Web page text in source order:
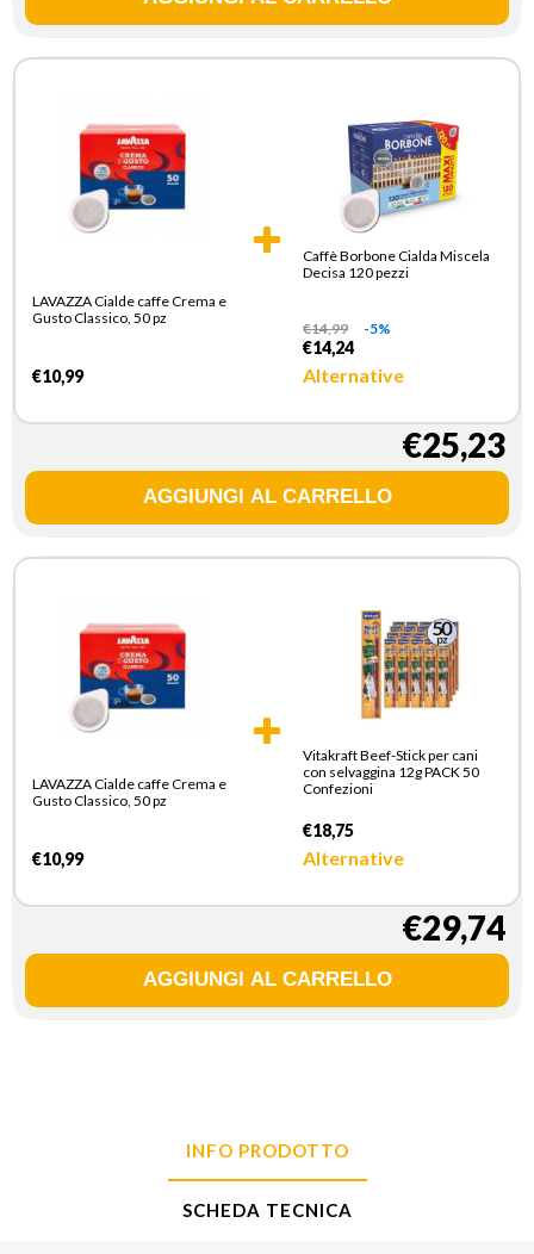
LAVAZZA Cialde caffe Crema e
Gusto Classico, 50 pz
€10,99
Caffè Borbone Cialda Miscela
Decisa 120 pezzi
€14,99 -5%
€14,24
Alternative
€25,23
LAVAZZA Cialde caffe Crema e
Gusto Classico, 50 pz
€10,99
Vitakraft Beef-Stick per cani
con selvaggina 12g PACK 50
Confezioni
€18,75
Alternative
€29,74
INFO PRODOTTO
SCHEDA TECNICA